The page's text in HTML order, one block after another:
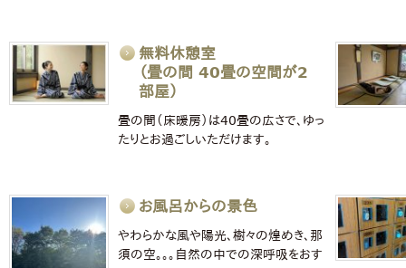
無料休憩室
（畳の間 40畳の空間が2
部屋）
畳の間（床暖房）は40畳の広さで、ゆっ
たりとお過ごしいただけます。
お風呂からの景色
やわらかな風や陽光、樹々の煌めき、那
須の空。。。自然の中での深呼吸をおす